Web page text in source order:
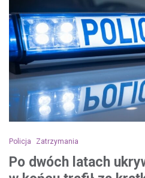
Policja Zatrzymania
Po dwóch latach